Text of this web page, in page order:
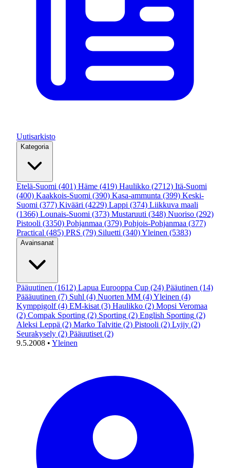
Uutisarkisto
Kategoria
Etelä-Suomi (401) Häme (419) Haulikko (2712) Itä-Suomi
(400) Kaakkois-Suomi (390) Kasa-ammunta (399) Keski-
Suomi (377) Kivääri (4229) Lappi (374) Liikkuva maali
(1366) Lounais-Suomi (373) Mustaruuti (348) Nuoriso (292)
Pistooli (3350) Pohjanmaa (379) Pohjois-Pohjanmaa (377)
Practical (485) PRS (79) Siluetti (340)Yleinen (5383)
Avainsanat
Pääuutinen (1612) Lapua Eurooppa Cup (24) Pääutinen (14)
Päääuutinen (7) Suhl (4) Nuorten MM (4)Yleinen (4)
Kymppigolf (4) EM-kisat (3) Haulikko (2) Mopsi Veromaa
(2) Compak Sporting (2) Sporting (2) English Sporting (2)
Aleksi Leppä (2) Marko Talvitie (2) Pistooli (2) Lyijy (2)
Seurakysely (2) Pääuutiset (2)
9.5.2008 • Yleinen